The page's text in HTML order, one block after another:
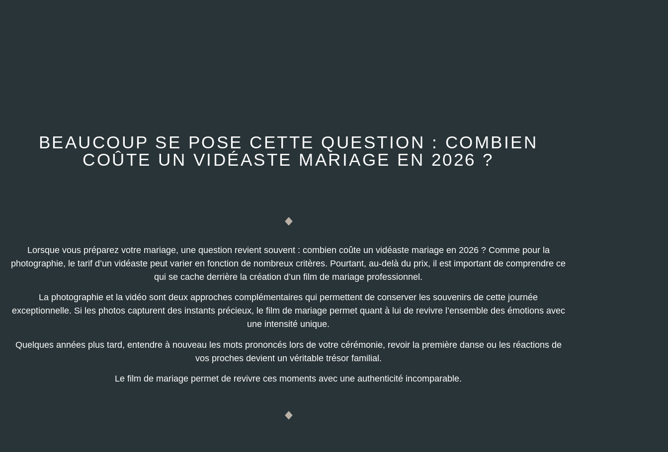
BEAUCOUP SE POSE CETTE QUESTION : COMBIEN
COÛTE UN VIDÉASTE MARIAGE EN 2026 ?
Lorsque vous préparez votre mariage, une question revient souvent : combien coûte un vidéaste mariage en 2026 ? Comme pour la
photographie, le tarif d’un vidéaste peut varier en fonction de nombreux critères. Pourtant, au-delà du prix, il est important de comprendre ce
qui se cache derrière la création d’un film de mariage professionnel.
La photographie et la vidéo sont deux approches complémentaires qui permettent de conserver les souvenirs de cette journée
exceptionnelle. Si les photos capturent des instants précieux, le film de mariage permet quant à lui de revivre l’ensemble des émotions avec
une intensité unique.
Quelques années plus tard, entendre à nouveau les mots prononcés lors de votre cérémonie, revoir la première danse ou les réactions de
vos proches devient un véritable trésor familial.
Le film de mariage permet de revivre ces moments avec une authenticité incomparable.